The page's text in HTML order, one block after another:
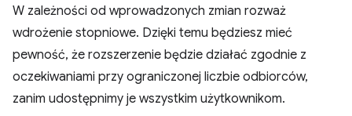
W zależności od wprowadzonych zmian rozważ
wdrożenie stopniowe. Dzięki temu będziesz mieć
pewność, że rozszerzenie będzie działać zgodnie z
oczekiwaniami przy ograniczonej liczbie odbiorców,
zanim udostępnimy je wszystkim użytkownikom.